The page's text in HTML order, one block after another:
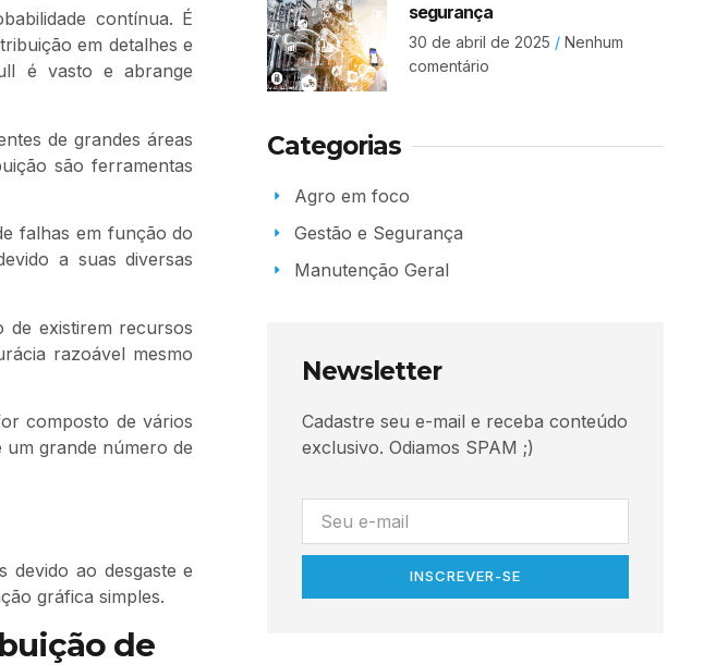
contínua. É
em detalhes e
é vasto e abrange
de grandes áreas
são ferramentas
falhas em função do
a suas diversas
de existirem recursos
razoável mesmo
composto de vários
um grande número de
devido ao desgaste e
gráfica simples.
de
segurança
30 de abril de 2025 Nenhum
comentário
Categorias
Agro em foco
Gestão e Segurança
Manutenção Geral
Newsletter
Cadastre seu e-mail e receba conteúdo
exclusivo. Odiamos SPAM ;)
INSCREVER-SE